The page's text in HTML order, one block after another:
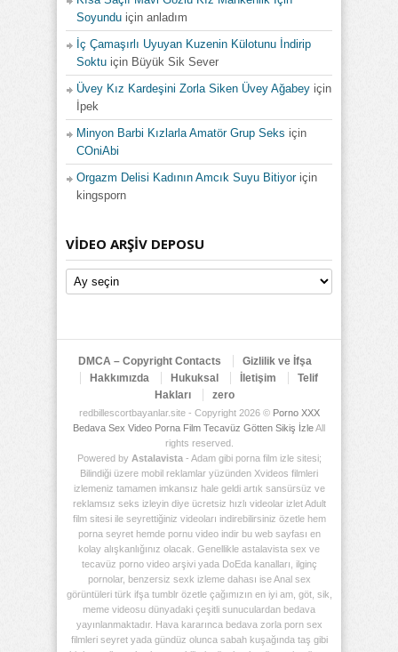
Soyundu için anladım
İç Çamaşırlı Uyuyan Kuzenin Külotunu İndirip
Soktu için Büyük Sik Sever
Üvey Kız Kardeşini Zorla Siken Üvey Ağabey için
İpek
Minyon Barbi Kızlarla Amatör Grup Seks için
COniAbi
Orgazm Delisi Kadının Amcık Suyu Bitiyoriçin
kingsporn
VIDEO ARŞIV DEPOSU
Video
Arşiv
DMCA – Copyright Contacts
Gizlilik ve İfşa
Hakkımızda
Hukuksal İletişim
Telif
Hakları
zero
redbillescortbayanlar.site - Copyright 2026 © Porno XXX
Bedava Sex Video Porna Film Tecavüz Götten Sikiş İzleAll
rights reserved.
Powered by Astalavista- Adam gibi porna film izle sitesi;
Bilindiği üzere mobil reklamlar yüzünden Xvideos filmleri
izlemeniz tamamen imkansız hale geldi artık sansürsüz ve
reklamsız seks izleyin diye ücretsiz hızlı videolar izlet Adult
film sitesi ile seyrettiğiniz videoları indirebilirsiniz özetle hem
porna seyret hemde pornu video indir bu web sayfası en
kolay alışkanlığınız olacak. Genellikle astalavista sex ve
tecavüz porno video arşivi yada DoEda kanalları, ilginç
pornolar, benzersiz sexk izleme dahası ise Anal sex
görüntüleri türk ifşa tumblr özetle çağımızın en iyi am, göt, sik,
meme videosu dünyadaki çeşitli sunuculardan bedava
yayınlanmaktadır. Hava kararınca bedava zorla porn sex
filmleri seyret yada gündüz olunca sabah kuşağında taş gibi